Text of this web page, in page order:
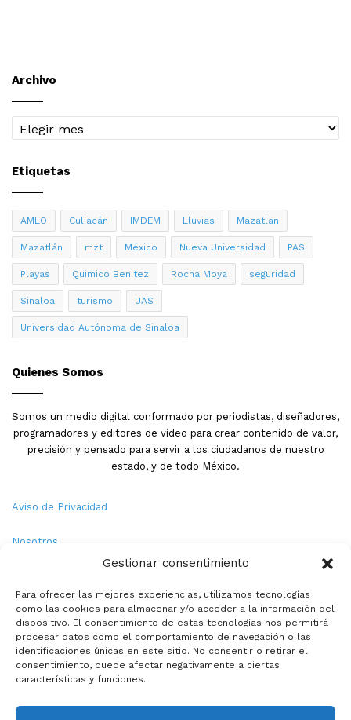
Gestionar consentimiento
Para ofrecer las mejores experiencias, utilizamos tecnologías
como las cookies para almacenar y/o acceder a la información del
dispositivo. El consentimiento de estas tecnologías nos permitirá
procesar datos como el comportamiento de navegación o las
identificaciones únicas en este sitio. No consentir o retirar el
consentimiento, puede afectar negativamente a ciertas
características y funciones.
Archivo
Archivo
Etiquetas
AMLO Culiacán IMDEM Lluvias Mazatlan
Mazatlán mzt México Nueva Universidad PAS
Playas Quimico Benitez Rocha Moya seguridad
Sinaloa turismo UAS
Universidad Autónoma de Sinaloa
Quienes Somos
Somos un medio digital conformado por periodistas, diseñadores,
programadores y editores de video para crear contenido de valor,
precisión y pensado para servir a los ciudadanos de nuestro
estado, y de todo México.
Aviso de Privacidad
Nosotros
Política de Cookies
Contacto